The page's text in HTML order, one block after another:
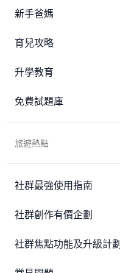
新手爸媽
育兒攻略
升學教育
免費試題庫
旅遊熱點
社群最強使用指南
社群創作有價企劃
社群焦點功能及升級計劃